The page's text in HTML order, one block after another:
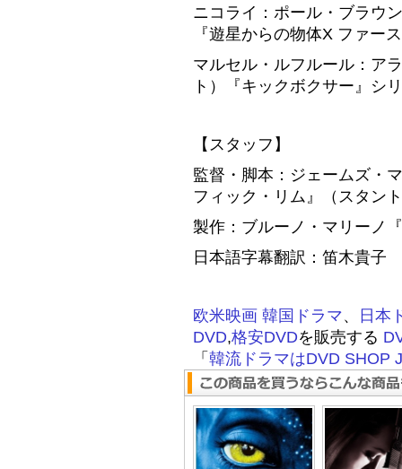
ニコライ：ポール・ブラウ
『遊星からの物体X ファー
マルセル・ルフルール：ア
ト）『キックボクサー』シ
【スタッフ】
監督・脚本：ジェームズ・
フィック・リム』（スタン
製作：ブルーノ・マリーノ
日本語字幕翻訳：笛木貴子
欧米映画 韓国ドラマ、
日本
DVD,格安DVDを販売する
「 韓流ドラマはDVD SHOP